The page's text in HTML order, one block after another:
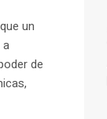
un
a
de